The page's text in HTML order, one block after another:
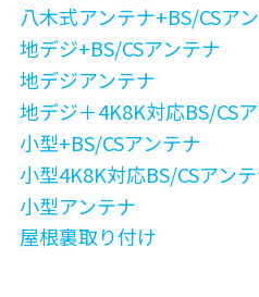
八木式アンテナ+BS/CSア
地デジ+BS/CSアンテナ
地デジアンテナ
地デジ＋4K8K対応BS/CS
小型+BS/CSアンテナ
小型4K8K対応BS/CSアン
小型アンテナ
屋根裏取り付け